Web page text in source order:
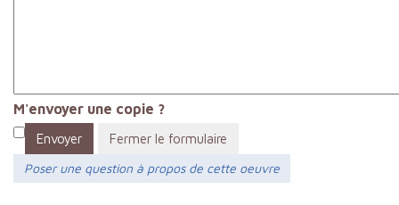
M'envoyer une copie ?
Envoyer
Fermer le formulaire
Poser une question à propos de cette oeuvre